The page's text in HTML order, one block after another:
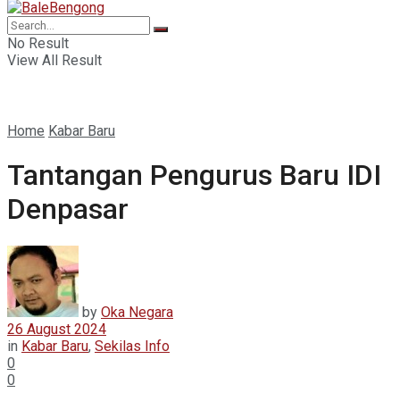
No Result
View All Result
Home Kabar Baru
Tantangan Pengurus Baru IDI
Denpasar
by Oka Negara
26 August 2024
in Kabar Baru, Sekilas Info
0
0